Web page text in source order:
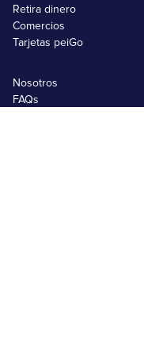
Retira dinero
Comercios
Tarjetas peiGo
Nosotros
FAQs